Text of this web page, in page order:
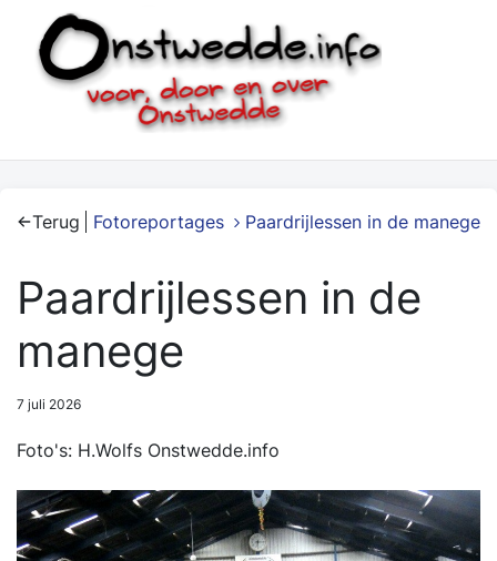
Terug Fotoreportages Paardrijlessen in de manege
Paardrijlessen in de
manege
7 juli 2026
Foto's: H.Wolfs Onstwedde.info